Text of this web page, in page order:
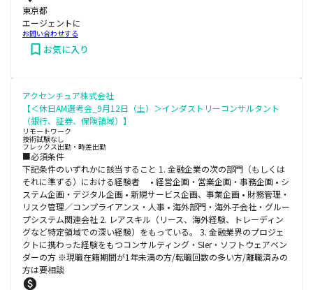
東京都
エージェントに
お問い合わせする
お気に入り
アクセンチュア株式会社
【＜休日AM選考会_9月12日（土）＞インダストリーコンサルタント
（銀行、証券、保険領域）】
リモートワーク
技術試験なし
フレックス出勤・時差出勤
■必須条件
下記条件のいずれかに該当すること 1. 金融企業の次の部門（もしくは
それに準ずる）における経験者 • 経営企画・営業企画・事務企画 • シ
ステム企画・デジタル企画 • 新規サービス企画、事業企画 • 財務管理・
リスク管理／コンプライアンス・人事 • 海外部門・海外子会社・グルー
プシステム関連会社 2. レアスキル（リース、海外経験、トレーディン
グなど特定領域での深い経験）をもっている。 3. 金融業界のプロジェ
クトに携わった経験をもつコンサルティング・SIer・ソフトウェアベン
ダーの方 ※現職在籍期間が1年未満の方/転職回数の多い方/離職済みの
方は要相談